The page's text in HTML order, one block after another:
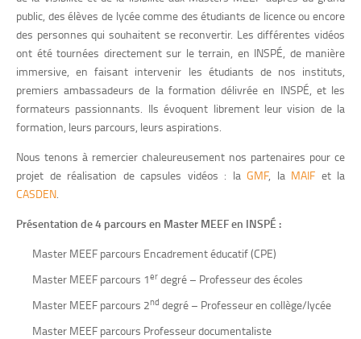
public, des élèves de lycée comme des étudiants de licence ou encore
des personnes qui souhaitent se reconvertir. Les différentes vidéos
ont été tournées directement sur le terrain, en INSPÉ, de manière
immersive, en faisant intervenir les étudiants de nos instituts,
premiers ambassadeurs de la formation délivrée en INSPÉ, et les
formateurs passionnants. Ils évoquent librement leur vision de la
formation, leurs parcours, leurs aspirations.
Nous tenons à remercier chaleureusement nos partenaires pour ce
projet de réalisation de capsules vidéos : la GMF, la MAIF et la
CASDEN.
Présentation de 4 parcours en Master MEEF en INSPÉ :
Master MEEF parcours Encadrement éducatif (CPE)
Master MEEF parcours 1er degré – Professeur des écoles
Master MEEF parcours 2nd degré – Professeur en collège/lycée
Master MEEF parcours Professeur documentaliste